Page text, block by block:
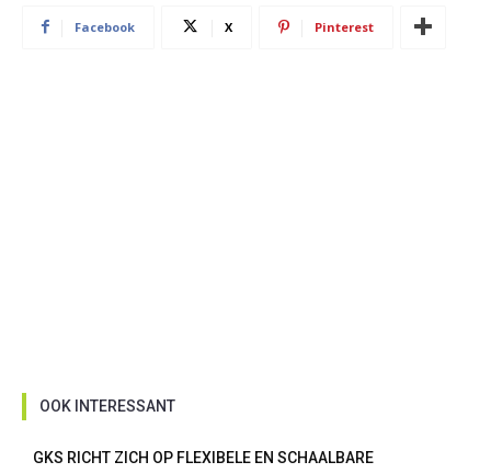
Facebook X Pinterest
OOK INTERESSANT
GKS RICHT ZICH OP FLEXIBELE EN SCHAALBARE